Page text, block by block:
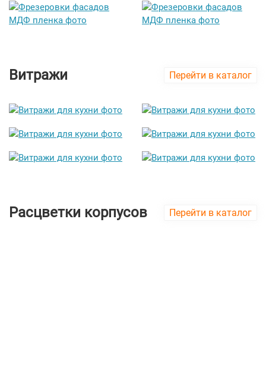
Витражи Перейти в каталог
Расцветки корпусов Перейти в каталог